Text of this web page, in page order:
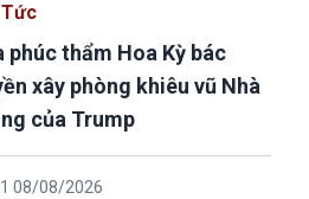
phúc thẩm Hoa Kỳ bác
xây phòng khiêu vũ Nhà
của Trump
08/08/2026